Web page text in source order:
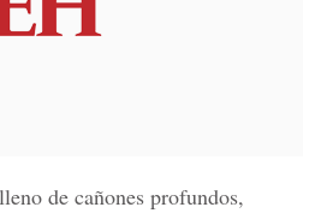
de cañones profundos,